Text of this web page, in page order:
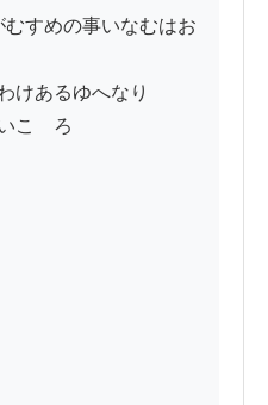
けあるゆへなり
こゝろ